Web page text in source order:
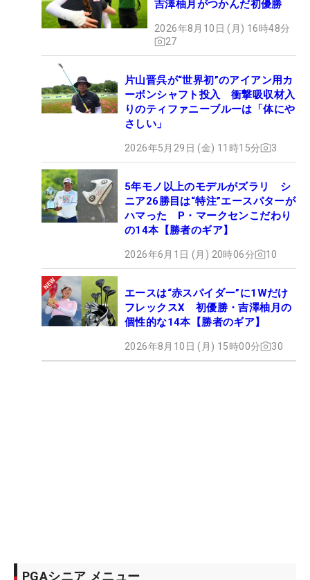
吉澤柚月がつかんだ初優勝
2026年8月10日 (月) 16時48分
27
片山晋呉が“世界初”のアイアン用カ
ーボンシャフト投入 衝撃吸収材入
りのティファニーブルーは「体にや
さしい」
2026年5月29日 (金) 11時15分 3
5年モノ以上のモデルがズラリ シ
ニア26勝目は“特注”エースパターが
ハマった P・マークセンこだわり
の14本【勝者のギア】
2026年6月1日 (月) 20時06分 10
エースは“赤スパイダー”に1Wだけ
フレックスX 初優勝・吉澤柚月の
個性的な14本【勝者のギア】
2026年8月10日 (月) 15時00分 30
PGAシニア メニュー